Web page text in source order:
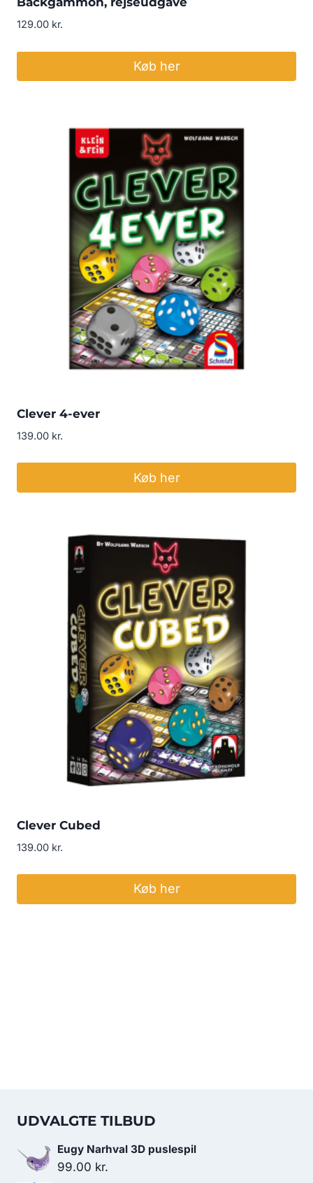
129.00 kr.
Køb her
Clever 4-ever
139.00 kr.
Køb her
Clever Cubed
139.00 kr.
Køb her
UDVALGTE TILBUD
Eugy Narhval 3D puslespil
99.00 kr.